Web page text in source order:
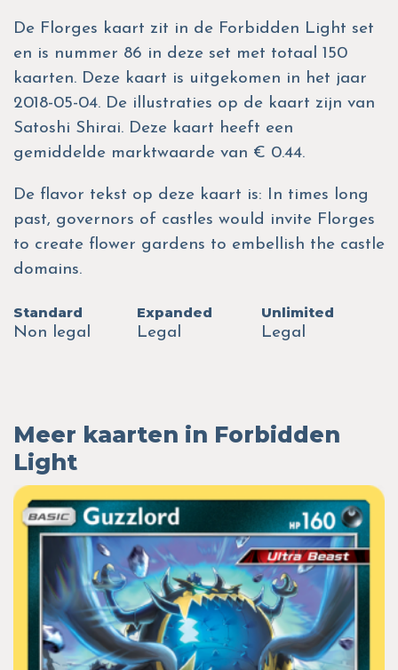
De Florges kaart zit in de Forbidden Light set
en is nummer 86 in deze set met totaal 150
kaarten. Deze kaart is uitgekomen in het jaar
2018-05-04. De illustraties op de kaart zijn van
Satoshi Shirai. Deze kaart heeft een
gemiddelde marktwaarde van € 0.44.
De flavor tekst op deze kaart is: In times long
past, governors of castles would invite Florges
to create flower gardens to embellish the castle
domains.
Standard
Non legal
Expanded
Legal
Unlimited
Legal
Meer kaarten in Forbidden
Light